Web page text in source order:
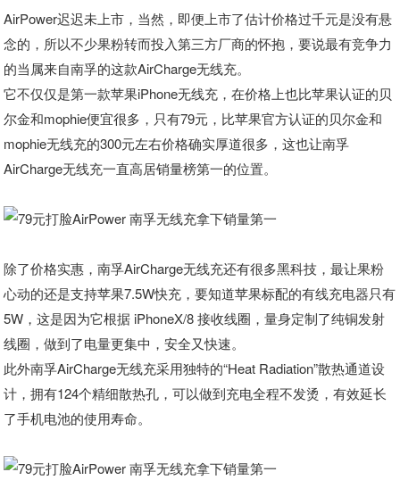
AirPower迟迟未上市，当然，即便上市了估计价格过千元是没有悬
念的，所以不少果粉转而投入第三方厂商的怀抱，要说最有竞争力
的当属来自南孚的这款AirCharge无线充。
它不仅仅是第一款苹果iPhone无线充，在价格上也比苹果认证的贝
尔金和mophie便宜很多，只有79元，比苹果官方认证的贝尔金和
mophie无线充的300元左右价格确实厚道很多，这也让南孚
AirCharge无线充一直高居销量榜第一的位置。
除了价格实惠，南孚AirCharge无线充还有很多黑科技，最让果粉
心动的还是支持苹果7.5W快充，要知道苹果标配的有线充电器只有
5W，这是因为它根据 iPhoneX/8 接收线圈，量身定制了纯铜发射
线圈，做到了电量更集中，安全又快速。
此外南孚AirCharge无线充采用独特的“Heat Radiation”散热通道设
计，拥有124个精细散热孔，可以做到充电全程不发烫，有效延长
了手机电池的使用寿命。